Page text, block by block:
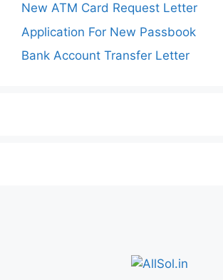
New ATM Card Request Letter
Application For New Passbook
Bank Account Transfer Letter